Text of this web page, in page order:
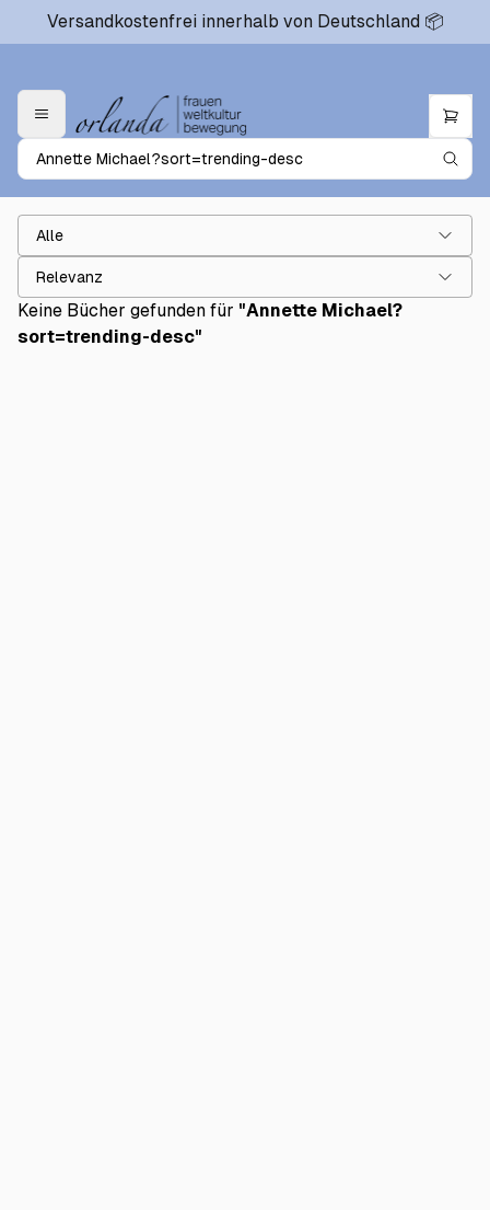
Versandkostenfrei innerhalb von Deutschland 📦
Alle
Keine Bücher gefunden für "Annette Michael?
sort=trending-desc"
Relevanz